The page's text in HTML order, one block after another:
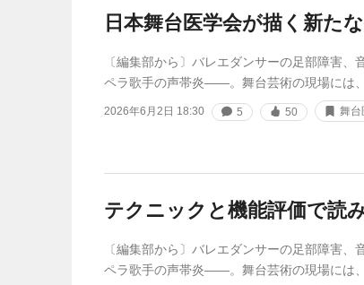
日本舞台医学会が描く新た
〔編集部から〕バレエダンサーの足部障害
ペラ歌手の声帯炎——。舞台芸術の現場には
2026年6月2日 18:30 5 50 舞台
テクニックと機能評価で読
〔編集部から〕バレエダンサーの足部障害
ペラ歌手の声帯炎――。舞台芸術の現場には